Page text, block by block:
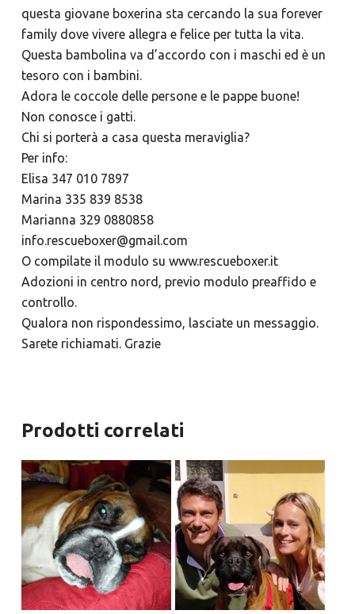
questa giovane boxerina sta cercando la sua forever
family dove vivere allegra e felice per tutta la vita.
Questa bambolina va d’accordo con i maschi ed è un
tesoro con i bambini.
Adora le coccole delle persone e le pappe buone!
Non conosce i gatti.
Chi si porterà a casa questa meraviglia?
Per info:
Elisa 347 010 7897
Marina 335 839 8538
Marianna 329 0880858
info.rescueboxer@gmail.com
O compilate il modulo su www.rescueboxer.it
Adozioni in centro nord, previo modulo preaffido e
controllo.
Qualora non rispondessimo, lasciate un messaggio.
Sarete richiamati. Grazie
Prodotti correlati